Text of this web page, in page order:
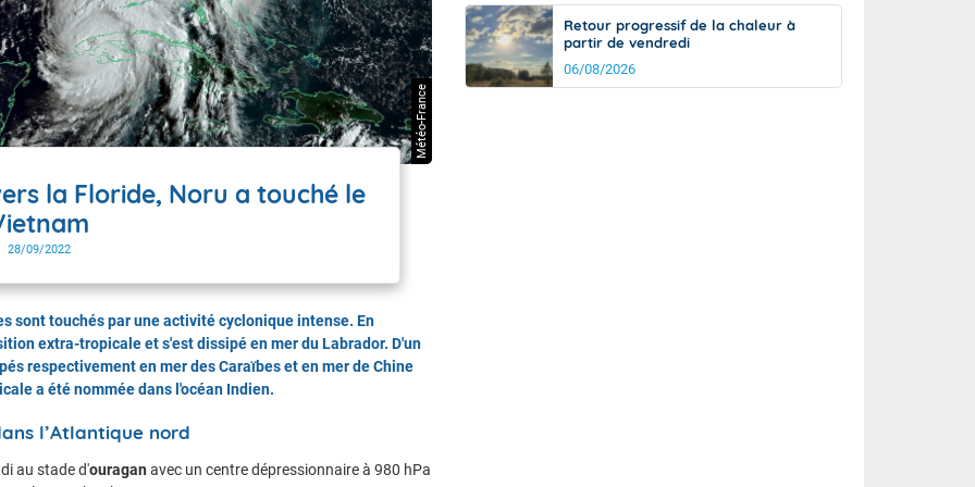
Futuna
Météo-France
la Floride, Noru a touché le
28/09/2022
sont touchés par une activité cyclonique intense. En
extra-tropicale et s'est dissipé en mer du Labrador. D'un
respectivement en mer des Caraïbes et en mer de Chine
a été nommée dans l'océan Indien.
l’Atlantique nord
au stade d'ouragan avec un centre dépressionnaire à 980 hPa
Retour progressif de la chaleur à
partir de vendredi
06/08/2026